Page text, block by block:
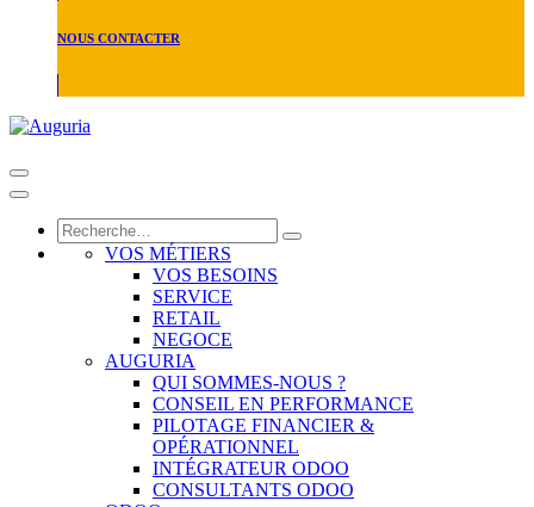
NOUS CONTACTER
VOS MÉTIERS
VOS BESOINS
SERVICE
RETAIL
NEGOCE
AUGURIA
QUI SOMMES-NOUS ?
CONSEIL EN PERFORMANCE
PILOTAGE FINANCIER &
OPÉRATIONNEL
INTÉGRATEUR ODOO
CONSULTANTS ODOO